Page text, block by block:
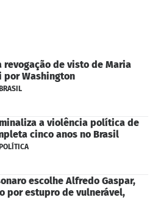
revogação de visto de Maria
por Washington
a violência política de
cinco anos no Brasil
escolhe Alfredo Gaspar,
por estupro de vulnerável,